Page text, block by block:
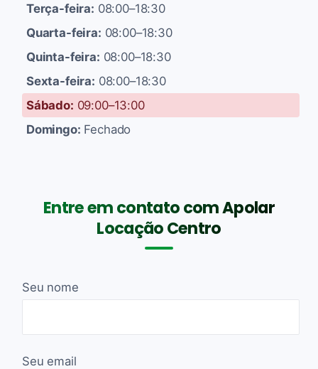
Terça-feira: 08:00–18:30
Quarta-feira: 08:00–18:30
Quinta-feira: 08:00–18:30
Sexta-feira: 08:00–18:30
Sábado: 09:00–13:00
Domingo: Fechado
Entre em contato com Apolar
Locação Centro
Seu nome
Seu email